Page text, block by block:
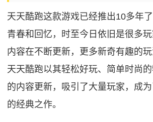
天天酷跑这款游戏已经推出10多年
青春和回忆，时至今日依旧是很多
内容在不断更新，更多新奇有趣的玩
天天酷跑以其轻松好玩、简单时尚
的内容更新，吸引了大量玩家，成为
的经典之作。